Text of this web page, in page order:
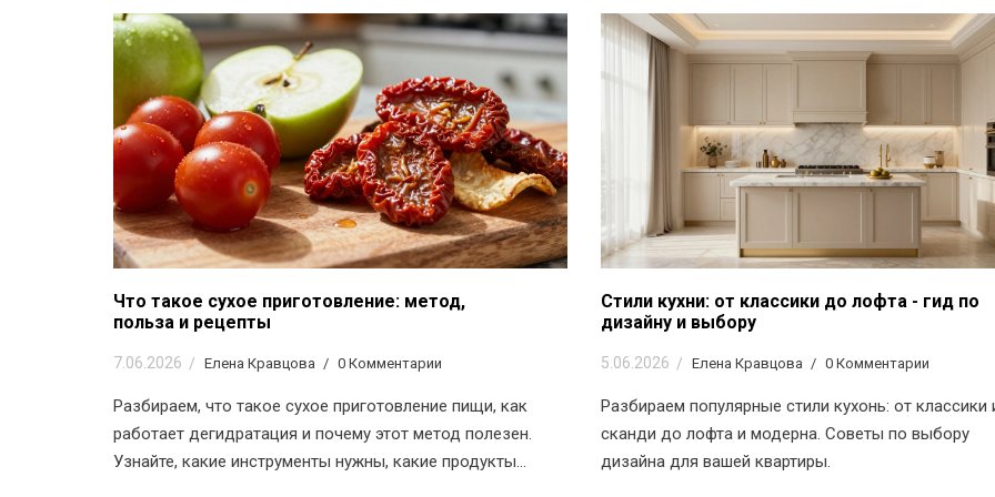
Что такое сухое приготовление: метод,
польза и рецепты
7.06.2026 Елена Кравцова 0 Комментарии
Разбираем, что такое сухое приготовление пищи, как
работает дегидратация и почему этот метод полезен.
Узнайте, какие инструменты нужны, какие продукты
Стили кухни: от классики до лофта - гид по
дизайну и выбору
5.06.2026 Елена Кравцова 0 Комментарии
Разбираем популярные стили кухонь: от классики
сканди до лофта и модерна. Советы по выбору
дизайна для вашей квартиры.